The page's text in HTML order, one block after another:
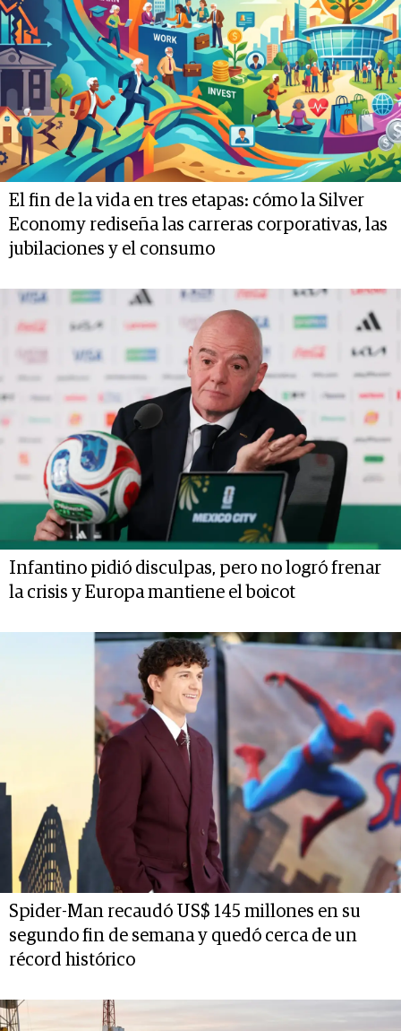
El fin de la vida en tres etapas: cómo la Silver
Economy rediseña las carreras corporativas, las
jubilaciones y el consumo
Infantino pidió disculpas, pero no logró frenar
la crisis y Europa mantiene el boicot
Spider-Man recaudó US$ 145 millones en su
segundo fin de semana y quedó cerca de un
récord histórico